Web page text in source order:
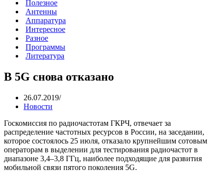
Полезное
Антенны
Аппаратура
Интересное
Разное
Программы
Литература
В 5G снова отказано
26.07.2019
Новости
Госкомиссия по радиочастотам ГКРЧ, отвечает за
распределение частотных ресурсов в России, на заседании,
которое состоялось 25 июля, отказало крупнейшим сотовым
операторам в выделении для тестирования радиочастот в
диапазоне 3,4–3,8 ГГц, наиболее подходящие для развития
мобильной связи пятого поколения 5G.